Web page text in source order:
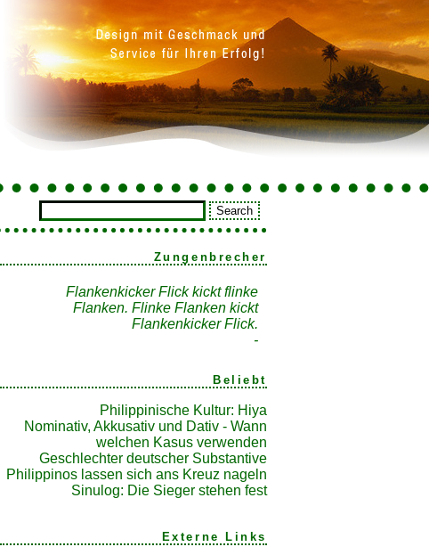
Zungenbrecher
Flankenkicker Flick kickt flinke
Flanken. Flinke Flanken kickt
Flankenkicker Flick.
-
Beliebt
Philippinische Kultur: Hiya
Nominativ, Akkusativ und Dativ - Wann
welchen Kasus verwenden
Geschlechter deutscher Substantive
Philippinos lassen sich ans Kreuz nageln
Sinulog: Die Sieger stehen fest
Externe Links